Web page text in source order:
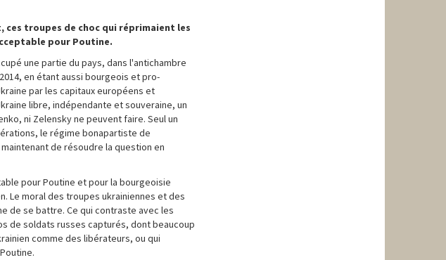
troupes de choc qui réprimaient les
pour Poutine.
une partie du pays, dans l'antichambre
en étant aussi bourgeois et pro-
par les capitaux européens et
libre, indépendante et souveraine, un
ni Zelensky ne peuvent faire. Seul un
le régime bonapartiste de
de résoudre la question en
pour Poutine et pour la bourgeoisie
Le moral des troupes ukrainiennes et des
de se battre. Ce qui contraste avec les
de soldats russes capturés, dont beaucoup
comme des libérateurs, ou qui